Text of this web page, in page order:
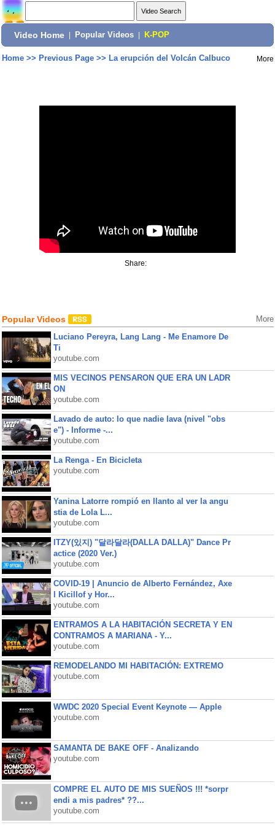
Video Home Popular Videos K-POP
Home>> Previous Page>> La erupción del Volcán Calbuco More
Share:
Popular Videos More
Luciano Pereyra, Lang Lang - Me Enamore De
Ti
youtube.com
MIS VECINOS PENSARON QUE ERA UN LADR
ON
youtube.com
Lavado de auto: lo que nadie lava (nivel "obs
e") - Informe -...
youtube.com
La Renga - En Bicicleta
youtube.com
Yanina Latorre rompió en llanto al ver la angu
stia de Lola L...
youtube.com
ITZY(있지) "달라달라(DALLA DALLA)" Dance Pr
actice (2020 Ver.)
youtube.com
COVID-19 | Anuncio de Alberto Fernández, Axe
l Kicillof y Hor...
youtube.com
ENTRAMOS A LA HABITACIÓN SECRETA Y EN
CONTRAMOS A MARIANA - Y...
youtube.com
REMODELANDO MI HABITACIÓN: EXTREMO
youtube.com
WWDC 2020 Special Event Keynote — Apple
youtube.com
SAMANTA DE BAKE OFF - Analizando
youtube.com
COMPRE EL AUTO DE MIS SUEÑOS !!! *sorpr
endi a mis padres* ??...
youtube.com